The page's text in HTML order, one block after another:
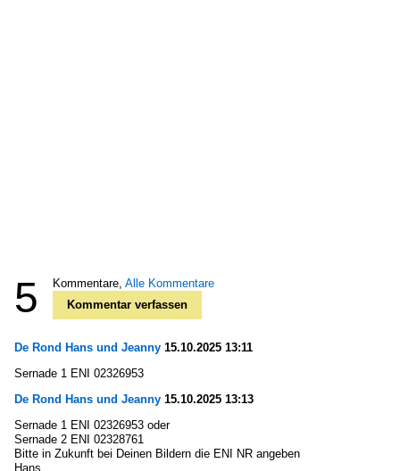
5 Kommentare, Alle Kommentare
Kommentar verfassen
De Rond Hans und Jeanny 15.10.2025 13:11
Sernade 1 ENI 02326953
De Rond Hans und Jeanny 15.10.2025 13:13
Sernade 1 ENI 02326953 oder
Sernade 2 ENI 02328761
Bitte in Zukunft bei Deinen Bildern die ENI NR angeben
Hans